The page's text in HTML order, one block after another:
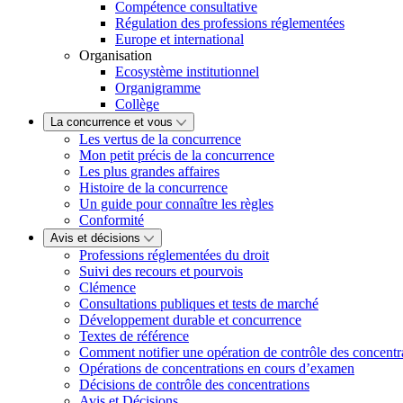
Compétence consultative
Régulation des professions réglementées
Europe et international
Organisation
Ecosystème institutionnel
Organigramme
Collège
La concurrence et vous
Les vertus de la concurrence
Mon petit précis de la concurrence
Les plus grandes affaires
Histoire de la concurrence
Un guide pour connaître les règles
Conformité
Avis et décisions
Professions réglementées du droit
Suivi des recours et pourvois
Clémence
Consultations publiques et tests de marché
Développement durable et concurrence
Textes de référence
Comment notifier une opération de contrôle des
Opérations de concentrations en cours d’examen
Décisions de contrôle des concentrations